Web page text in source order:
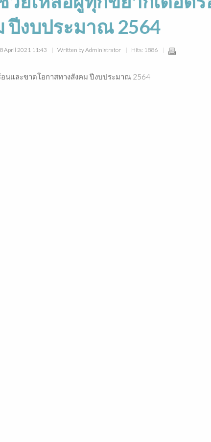
ปีงบประมาณ 2564
April 2021 11:43 Written by Administrator Hits: 1886
นและขาดโอกาสทางสังคม ปีงบประมาณ 2564